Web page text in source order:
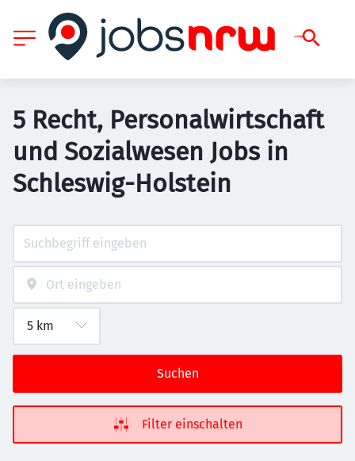
5 Recht, Personalwirtschaft
und Sozialwesen Jobs in
Schleswig-Holstein
Suchen
Filter einschalten